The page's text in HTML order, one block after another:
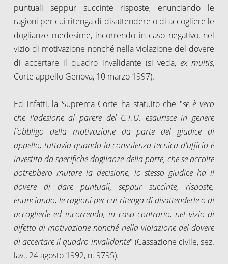
puntuali seppur succinte risposte, enunciando le
ragioni per cui ritenga di disattendere o di accogliere le
doglianze medesime, incorrendo in caso negativo, nel
vizio di motivazione nonché nella violazione del dovere
di accertare il quadro invalidante (si veda, ex multis,
Corte appello Genova, 10 marzo 1997).
Ed infatti, la Suprema Corte ha statuito che "se è vero
che l'adesione al parere del C.T.U. esaurisce in genere
l'obbligo della motivazione da parte del giudice di
appello, tuttavia quando la consulenza tecnica d'ufficio è
investita da specifiche doglianze della parte, che se accolte
potrebbero mutare la decisione, lo stesso giudice ha il
dovere di dare puntuali, seppur succinte, risposte,
enunciando, le ragioni per cui ritenga di disattenderle o di
accoglierle ed incorrendo, in caso contrario, nel vizio di
difetto di motivazione nonché nella violazione del dovere
di accertare il quadro invalidante" (Cassazione civile, sez.
lav., 24 agosto 1992, n. 9795).